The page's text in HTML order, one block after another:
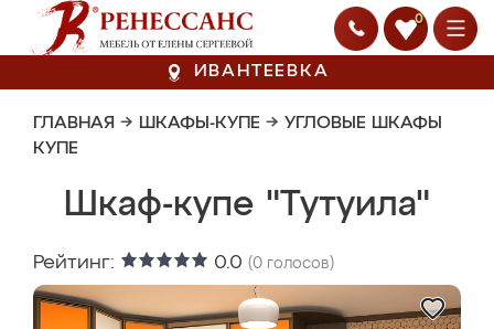
0
ИВАНТЕЕВКА
ГЛАВНАЯ → ШКАФЫ-КУПЕ → УГЛОВЫЕ ШКАФЫ
КУПЕ
Шкаф-купе "Тутуила"
Рейтинг: 0.0 (0 голосов)